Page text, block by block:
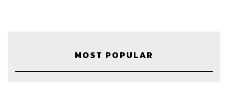
MOST POPULAR